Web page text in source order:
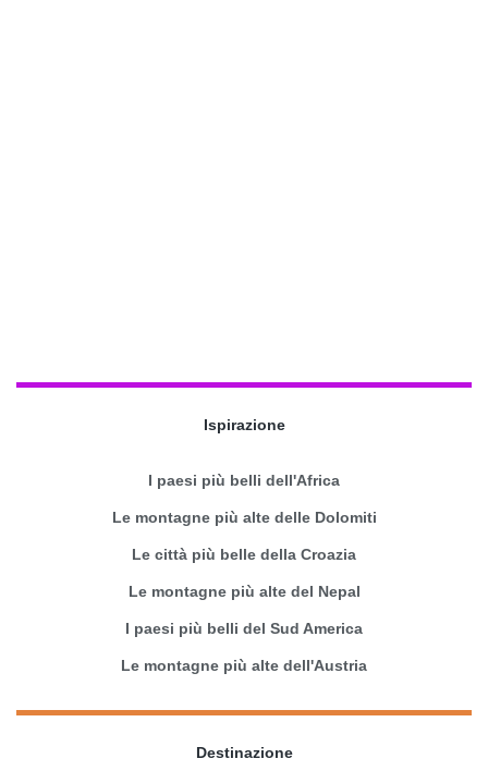
Ispirazione
I paesi più belli dell'Africa
Le montagne più alte delle Dolomiti
Le città più belle della Croazia
Le montagne più alte del Nepal
I paesi più belli del Sud America
Le montagne più alte dell'Austria
Destinazione